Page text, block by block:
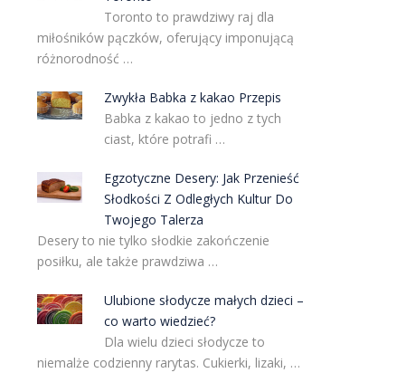
Toronto to prawdziwy raj dla
miłośników pączków, oferujący imponującą
różnorodność …
Zwykła Babka z kakao Przepis
Babka z kakao to jedno z tych
ciast, które potrafi …
Egzotyczne Desery: Jak Przenieść
Słodkości Z Odległych Kultur Do
Twojego Talerza
Desery to nie tylko słodkie zakończenie
posiłku, ale także prawdziwa …
Ulubione słodycze małych dzieci –
co warto wiedzieć?
Dla wielu dzieci słodycze to
niemalże codzienny rarytas. Cukierki, lizaki, …